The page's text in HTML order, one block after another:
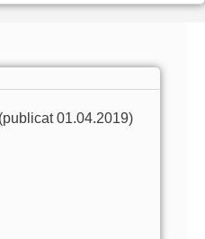
(publicat 01.04.2019)